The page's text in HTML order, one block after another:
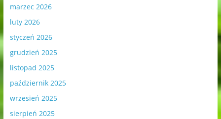
marzec 2026
luty 2026
styczeń 2026
grudzień 2025
listopad 2025
październik 2025
wrzesień 2025
sierpień 2025